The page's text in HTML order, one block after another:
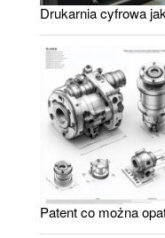
Drukarnia cyfrowa
Patent co można